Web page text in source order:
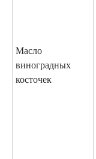
Масло
виноградных
косточек